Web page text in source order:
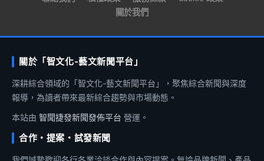
關於我們
關於「智文化-藝文新聞平台」
深耕綜合領域的「智文化-藝文新聞平台」，聚焦綜合新聞與深度
報導，為讀者帶來最新綜合趨勢與市場動態。
本站由 智聞捷發新聞發佈平台 營運。
合作・提案・試發新聞